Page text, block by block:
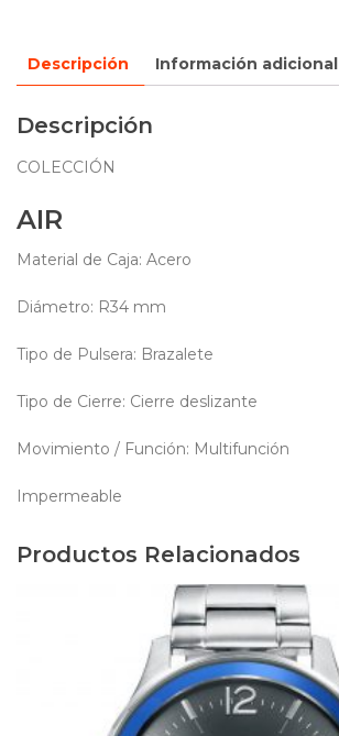
Descripción Información adicional
Descripción
COLECCIÓN
AIR
Material de Caja: Acero
Diámetro: R34 mm
Tipo de Pulsera: Brazalete
Tipo de Cierre: Cierre deslizante
Movimiento / Función: Multifunción
Impermeable
Productos Relacionados